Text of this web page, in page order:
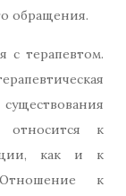
обращения.
с терапевтом.
к
как и к
к